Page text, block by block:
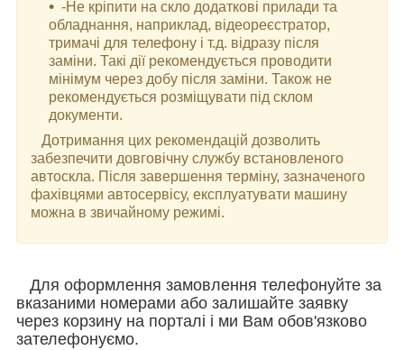
-Не кріпити на скло додаткові прилади та
обладнання, наприклад, відеореєстратор,
тримачі для телефону і т.д. відразу після
заміни. Такі дії рекомендується проводити
мінімум через добу після заміни. Також не
рекомендується розміщувати під склом
документи.
Дотримання цих рекомендацій дозволить
забезпечити довговічну службу встановленого
автоскла. Після завершення терміну, зазначеного
фахівцями автосервісу, експлуатувати машину
можна в звичайному режимі.
Для оформлення замовлення телефонуйте за
вказаними номерами або залишайте заявку
через корзину на порталі і ми Вам обов'язково
зателефонуємо.